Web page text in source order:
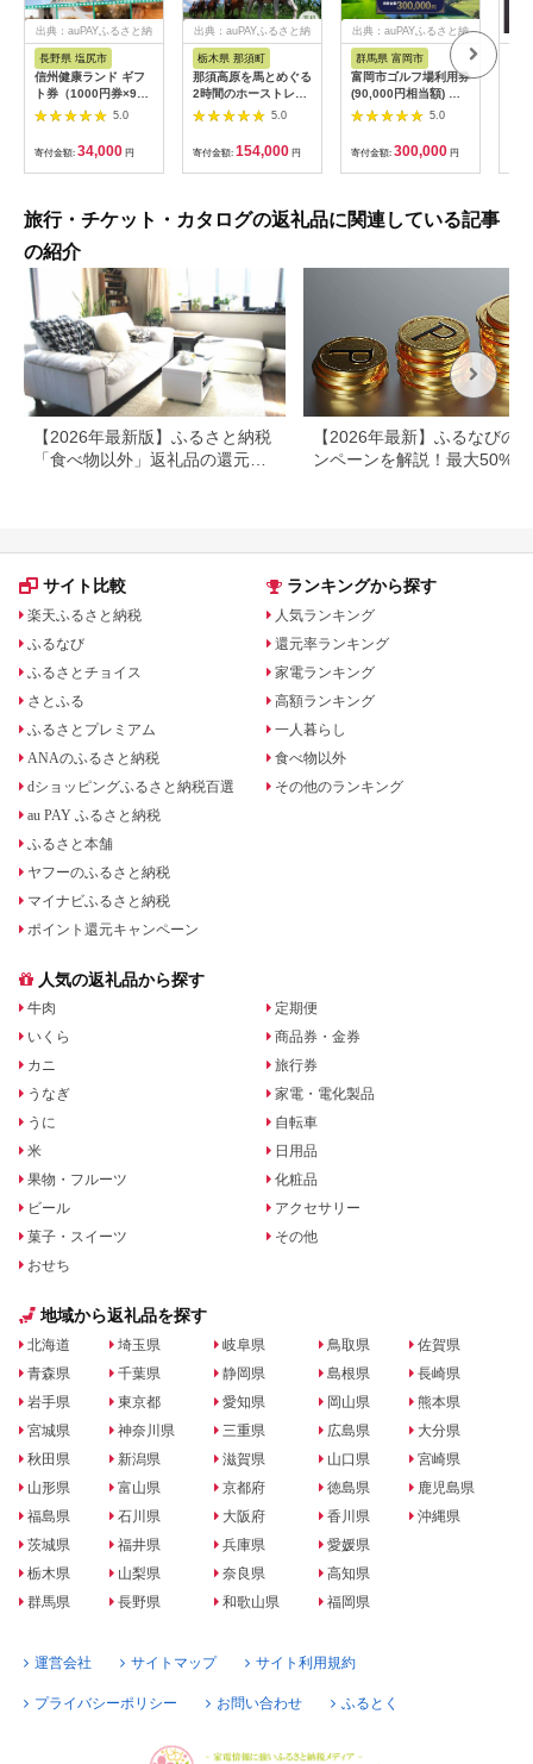
出典：auPAYふるさと納
長野県 塩尻市
信州健康ランド ギフ
ト券（1000円券×9
枚） | 信州健康ランド
サウナ 大浴場 ボディ
ケア リラクゼーショ
ン 施設 宿泊 家族連れ
長野県 塩尻市
5.0
寄付金額: 34,000 円
出典：auPAYふるさと納
栃木県 那須町
那須高原を馬とめぐる
2時間のホーストレッ
キング 外乗ペア利用
券【平日限定】チケッ
ト 利用券 ペア 体験
乗馬 初心者歓迎〔P-
100〕
5.0
寄付金額: 154,000 円
出典：auPAYふるさと納
群馬県 富岡市
富岡市ゴルフ場利用券
(90,000円相当額) ゴ
ルフ チケット 平日 土
日 祝日 プレー券 関東
群馬県 首都圏 F20E-
350
5.0
寄付金額: 300,000 円
旅行・チケット・カタログの返礼品に関連している記事
の紹介
【2026年最新版】ふるさと納税
「食べ物以外」返礼品の還元率
【2026年最新】ふるなびの
ンペーンを解説！最大50%還
サイト比較
楽天ふるさと納税
ふるなび
ふるさとチョイス
さとふる
ふるさとプレミアム
ANAのふるさと納税
dショッピングふるさと納税百選
au PAY ふるさと納税
ふるさと本舗
ヤフーのふるさと納税
マイナビふるさと納税
ポイント還元キャンペーン
ランキングから探す
人気ランキング
還元率ランキング
家電ランキング
高額ランキング
一人暮らし
食べ物以外
その他のランキング
人気の返礼品から探す
牛肉
いくら
カニ
うなぎ
うに
米
果物・フルーツ
ビール
菓子・スイーツ
おせち
定期便
商品券・金券
旅行券
家電・電化製品
自転車
日用品
化粧品
アクセサリー
その他
地域から返礼品を探す
北海道
青森県
岩手県
宮城県
秋田県
山形県
福島県
茨城県
栃木県
群馬県
埼玉県
千葉県
東京都
神奈川県
新潟県
富山県
石川県
福井県
山梨県
長野県
岐阜県
静岡県
愛知県
三重県
滋賀県
京都府
大阪府
兵庫県
奈良県
和歌山県
鳥取県
島根県
岡山県
広島県
山口県
徳島県
香川県
愛媛県
高知県
福岡県
佐賀県
長崎県
熊本県
大分県
宮崎県
鹿児島県
沖縄県
運営会社 サイトマップ サイト利用規約
プライバシーポリシー お問い合わせ ふるとく